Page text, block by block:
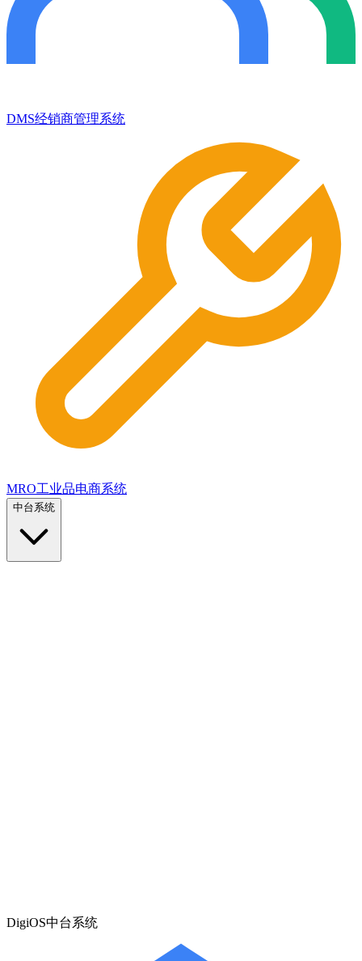
DMS经销商管理系统
MRO工业品电商系统
中台系统
DigiOS中台系统